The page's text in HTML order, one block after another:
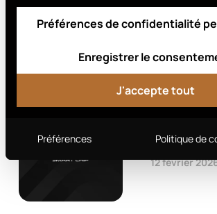
11 mars 2026
12 février
Préférences de confidentialité
Enregistrer le
J'accepte tout
Préférences Politique de